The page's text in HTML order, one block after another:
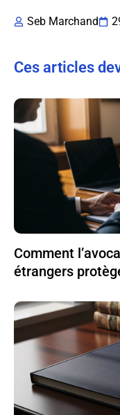
Seb Marchand
Ces articles
Comment
étrangers